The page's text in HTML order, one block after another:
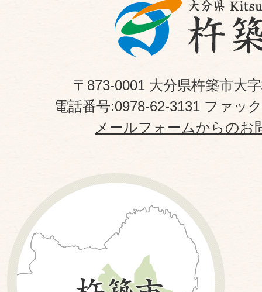
〒873-0001 大分県杵築市大
電話番号:0978-62-3131 ファッ
メールフォームからのお